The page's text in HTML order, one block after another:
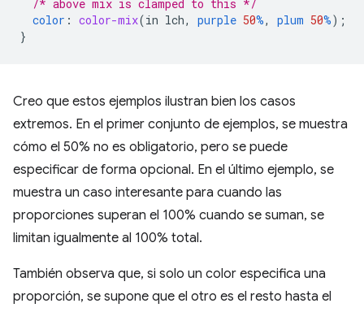
/* above mix is clamped to this */
color : color-mix(in lch, purple 50%, plum 50%);
}
Creo que estos ejemplos ilustran bien los casos
extremos. En el primer conjunto de ejemplos, se muestra
cómo el 50% no es obligatorio, pero se puede
especificar de forma opcional. En el último ejemplo, se
muestra un caso interesante para cuando las
proporciones superan el 100% cuando se suman, se
limitan igualmente al 100% total.
También observa que, si solo un color especifica una
proporción, se supone que el otro es el resto hasta el